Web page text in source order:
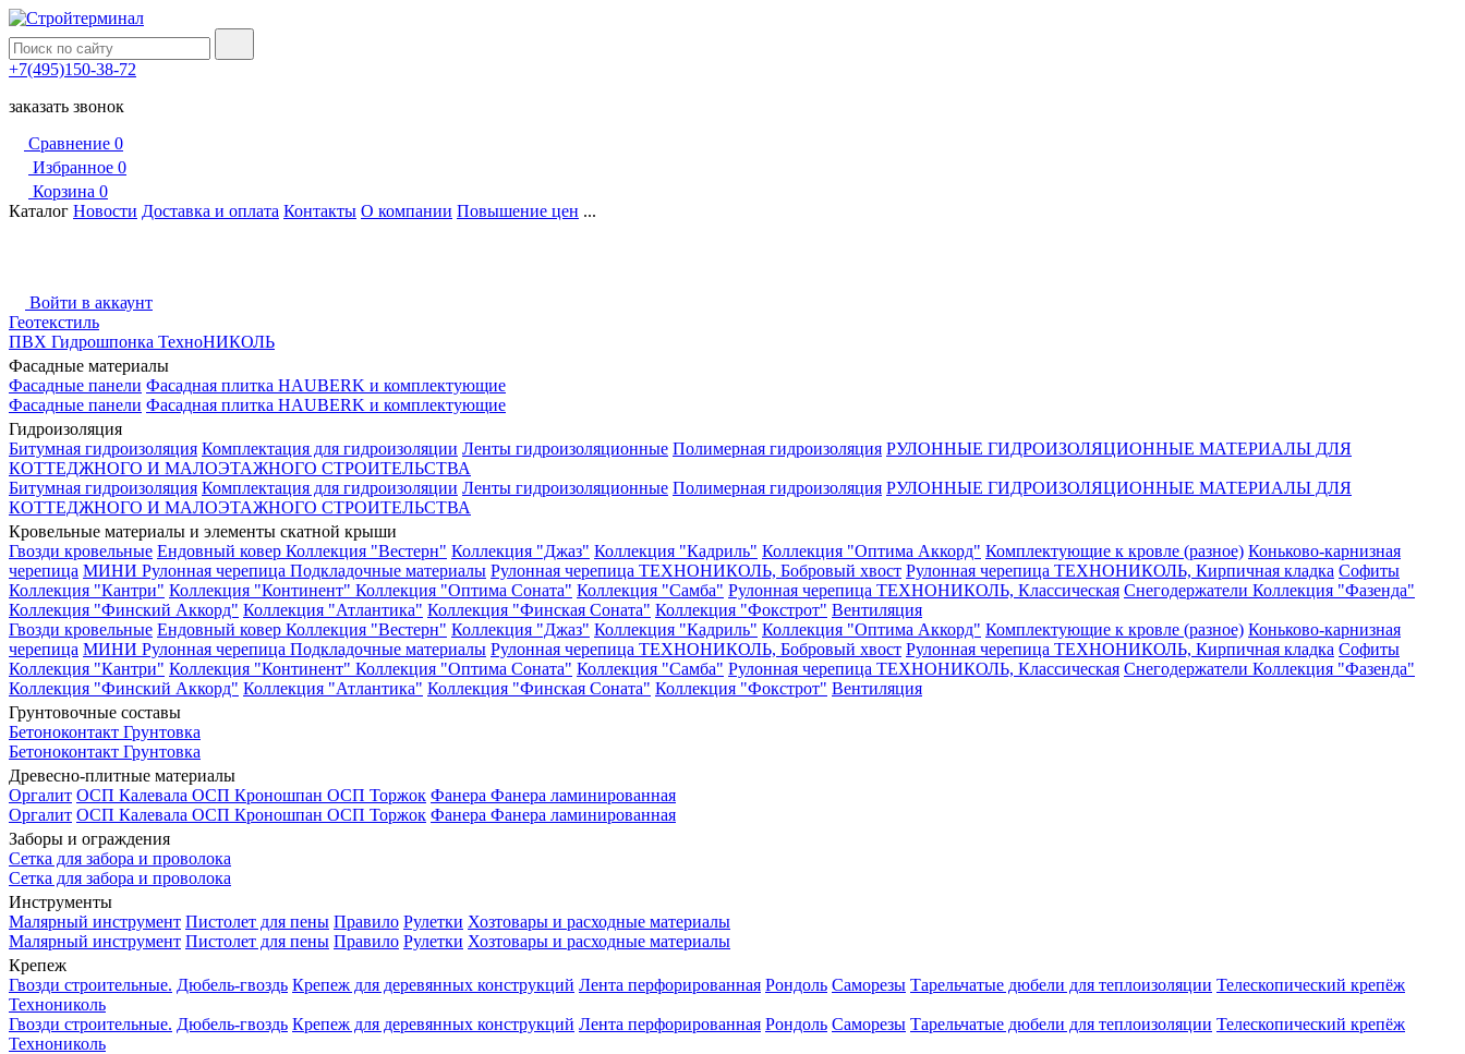
+7(495)150-38-72
заказать звонок
Сравнение 0
Избранное 0
Корзина 0
Каталог Новости Доставка и оплата Контакты О компании Повышение цен ...
Войти в аккаунт
Геотекстиль
ПВХ Гидрошпонка ТехноНИКОЛЬ
Фасадные материалы
Фасадные панели Фасадная плитка HAUBERK и комплектующие
Фасадные панели Фасадная плитка HAUBERK и комплектующие
Гидроизоляция
Битумная гидроизоляция Комплектация для гидроизоляции Ленты гидроизоляционные Полимерная гидроизоляция РУЛОННЫЕ ГИДРОИЗОЛЯЦИОННЫЕ МАТЕРИАЛЫ ДЛЯ
КОТТЕДЖНОГО И МАЛОЭТАЖНОГО СТРОИТЕЛЬСТВА
Битумная гидроизоляция Комплектация для гидроизоляции Ленты гидроизоляционные Полимерная гидроизоляция РУЛОННЫЕ ГИДРОИЗОЛЯЦИОННЫЕ МАТЕРИАЛЫ ДЛЯ
КОТТЕДЖНОГО И МАЛОЭТАЖНОГО СТРОИТЕЛЬСТВА
Кровельные материалы и элементы скатной крыши
Гвозди кровельные Ендовный ковер Коллекция "Вестерн" Коллекция "Джаз" Коллекция "Кадриль" Коллекция "Оптима Аккорд" Комплектующие к кровле (разное) Коньково-карнизная
черепица МИНИ Рулонная черепица Подкладочные материалы Рулонная черепица ТЕХНОНИКОЛЬ, Бобровый хвост Рулонная черепица ТЕХНОНИКОЛЬ, Кирпичная кладка Софиты
Коллекция "Кантри" Коллекция "Континент" Коллекция "Оптима Соната" Коллекция "Самба" Рулонная черепица ТЕХНОНИКОЛЬ, Классическая Снегодержатели Коллекция "Фазенда"
Коллекция "Финский Аккорд" Коллекция "Атлантика" Коллекция "Финская Соната" Коллекция "Фокстрот" Вентиляция
Гвозди кровельные Ендовный ковер Коллекция "Вестерн" Коллекция "Джаз" Коллекция "Кадриль" Коллекция "Оптима Аккорд" Комплектующие к кровле (разное) Коньково-карнизная
черепица МИНИ Рулонная черепица Подкладочные материалы Рулонная черепица ТЕХНОНИКОЛЬ, Бобровый хвост Рулонная черепица ТЕХНОНИКОЛЬ, Кирпичная кладка Софиты
Коллекция "Кантри" Коллекция "Континент" Коллекция "Оптима Соната" Коллекция "Самба" Рулонная черепица ТЕХНОНИКОЛЬ, Классическая Снегодержатели Коллекция "Фазенда"
Коллекция "Финский Аккорд" Коллекция "Атлантика" Коллекция "Финская Соната" Коллекция "Фокстрот" Вентиляция
Грунтовочные составы
Бетоноконтакт Грунтовка
Бетоноконтакт Грунтовка
Древесно-плитные материалы
Оргалит ОСП Калевала ОСП Кроношпан ОСП Торжок Фанера Фанера ламинированная
Оргалит ОСП Калевала ОСП Кроношпан ОСП Торжок Фанера Фанера ламинированная
Заборы и ограждения
Сетка для забора и проволока
Сетка для забора и проволока
Инструменты
Малярный инструмент Пистолет для пены Правило Рулетки Хозтовары и расходные материалы
Малярный инструмент Пистолет для пены Правило Рулетки Хозтовары и расходные материалы
Крепеж
Гвозди строительные. Дюбель-гвоздь Крепеж для деревянных конструкций Лента перфорированная Рондоль Саморезы Тарельчатые дюбели для теплоизоляции Телескопический крепёж
Технониколь
Гвозди строительные. Дюбель-гвоздь Крепеж для деревянных конструкций Лента перфорированная Рондоль Саморезы Тарельчатые дюбели для теплоизоляции Телескопический крепёж
Технониколь